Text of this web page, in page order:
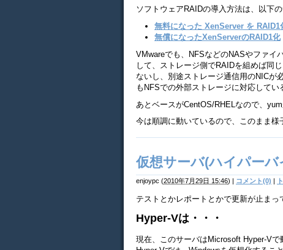
ソフトウェアRAIDの導入方法は、以下
無料になった XenServer を RAID1
無償になったXenServerのRAID1化
VMwareでも、NFSなどのNASやファイ
して、ストレージ側でRAIDを組めば同
ないし、別途ストレージ通信用のNICが
もNFSでの外部ストレージに対応して
あとベースがCentOS/RHELなので、
今は順調に動いているので、このまま様
仮想サーバ(ハイパー
enjoypc (2010年7月29日 15:46) コメント(0)
テストとかレポートとかで更新が止まっ
Hyper-Vは・・・
現在、このサーバはMicrosoft Hyper-Vで